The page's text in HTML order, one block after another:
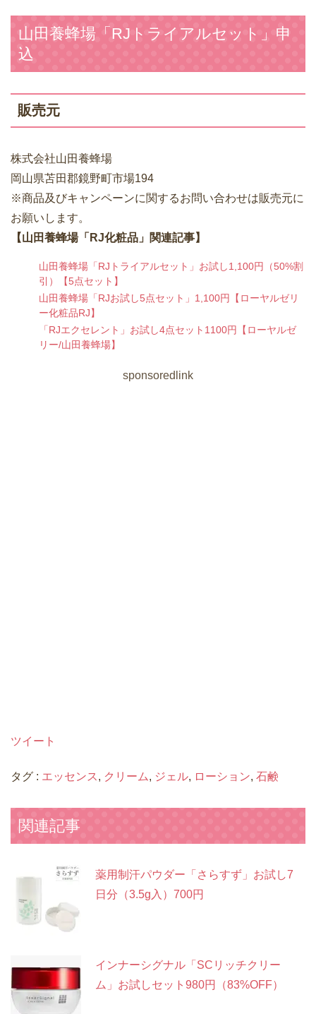
山田養蜂場「RJトライアルセット」申
込
販売元
株式会社山田養蜂場
岡山県苫田郡鏡野町市場194
※商品及びキャンペーンに関するお問い合わせは販売元に
お願いします。
【山田養蜂場「RJ化粧品」関連記事】
山田養蜂場「RJトライアルセット」お試し1,100円（50%割
引）【5点セット】
山田養蜂場「RJお試し5点セット」1,100円【ローヤルゼリ
ー化粧品RJ】
「RJエクセレント」お試し4点セット1100円【ローヤルゼ
リー/山田養蜂場】
sponsoredlink
ツイート
タグ : エッセンス , クリーム, ジェル, ローション, 石鹸
関連記事
薬用制汗パウダー「さらすず」お試し7
日分（3.5g入）700円
インナーシグナル「SCリッチクリー
ム」お試しセット980円（83%OFF）